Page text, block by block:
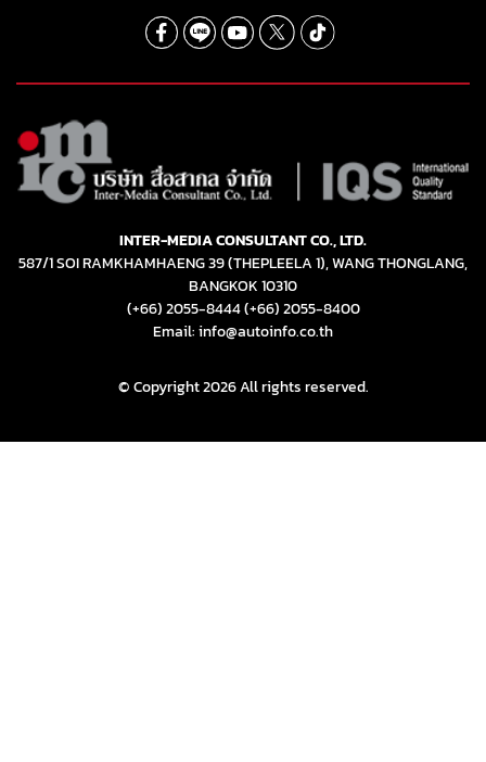
INTER-MEDIA CONSULTANT CO., LTD.
587/1 SOI RAMKHAMHAENG 39 (THEPLEELA 1), WANG THONGLANG,
BANGKOK 10310
(+66) 2055-8444(+66) 2055-8400
Email: info@autoinfo.co.th
© Copyright 2026 All rights reserved.